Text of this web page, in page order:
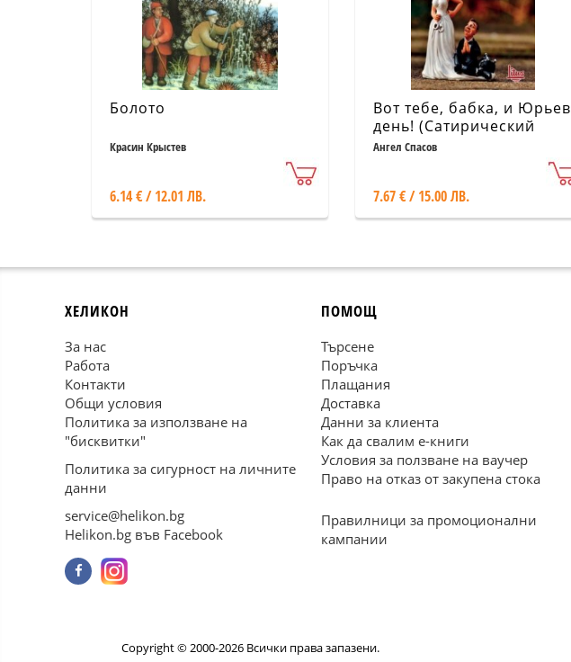
Болото
Красин Крыстев
6.14 € / 12.01 ЛВ.
Вот тебе, бабка, и Юрьев
день! (Сатирический
роман)
Ангел Спасов
7.67 € / 15.00 ЛВ.
ХЕЛИКОН
За нас
Работа
Контакти
Общи условия
Политика за използване на
"бисквитки"
Политика за сигурност на личните
данни
service@helikon.bg
Helikon.bg във Facebook
ПОМОЩ
Търсене
Поръчка
Плащания
Доставка
Данни за клиента
Как да свалим е-книги
Условия за ползване на ваучер
Право на отказ от закупена стока
Правилници за промоционални
кампании
Copyright © 2000-2026 Всички права запазени.